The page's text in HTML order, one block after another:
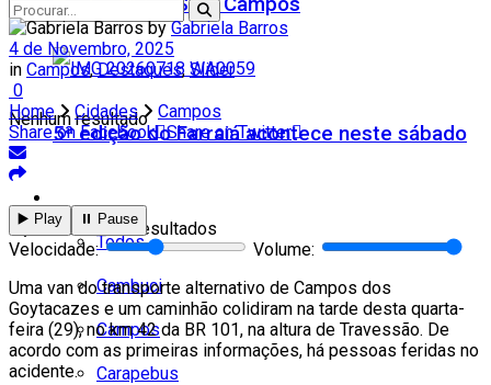
Teatro Firjan SESI Campos
5ª edição do Farraiá acontece neste sábado
Todos
Cambuci
Campos
Carapebus
Nenhum resultado
Ver todos os resultados
by Gabriela Barros
4 de Novembro, 2025
in Campos,Destaques, Slider
0
Home
Cidades
Campos
Share on Facebook Share on Twitter
▶️ Play ⏸️ Pause
Velocidade:
Volume:
Uma van do transporte alternativo de Campos dos
Goytacazes e um caminhão colidiram na tarde desta quarta-
feira (29), no km 42 da BR 101, na altura de Travessão. De
acordo com as primeiras informações, há pessoas feridas no
acidente.